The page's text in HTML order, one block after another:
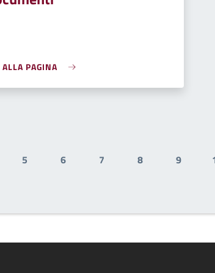
ALLA PAGINA
Pagina
5
Pagina
6
Pagina
7
Pagina
8
Pagina
9